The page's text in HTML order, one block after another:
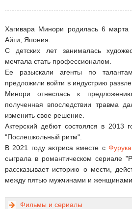
Хагивара Минори родилась 6 марта
Айти, Япония.
С детских лет занималась
мечтала стать профессионалом.
Ее разыскали агенты по
предложили войти в индустрию
Минори отнеслась к
полученная впоследствии травма
изменить свое решение.
Актерский дебют состоялся в 2013
"Послешкольный ритм".
В 2021 году актриса вместе с
сыграла в романтическом сериале
рассказывает историю о мести,
между пятью мужчинами и женщинами.
Фильмы и сериалы